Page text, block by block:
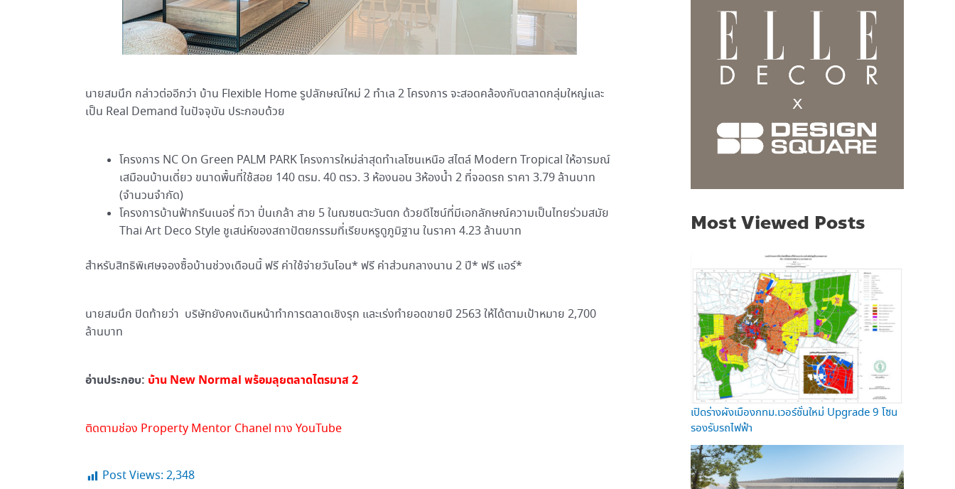
นายสมนึก กล่าวต่ออีกว่า บ้าน Flexible Home รูปลักษณ์ใหม่ 2 ทำเล 2 โครงการ จะสอดคล้องกับตลาดกลุ่มใหญ่และ
เป็น Real Demand ในปัจจุบัน ประกอบด้วย
โครงการ NC On Green PALM PARK โครงการใหม่ล่าสุดทำเลโซนเหนือ สไตล์ Modern Tropical ให้อารมณ์
เสมือนบ้านเดี่ยว ขนาดพื้นที่ใช้สอย 140 ตรม. 40 ตรว. 3 ห้องนอน 3ห้องน้ำ 2 ที่จอดรถ ราคา 3.79 ล้านบาท
(จำนวนจำกัด)
โครงการบ้านฟ้ากรีนเนอรี่ ทิวา ปิ่นเกล้า สาย 5 ในฌซนตะวันตก ด้วยดีไซน์ที่มีเอกลักษณ์ความเป็นไทยร่วมสมัย
Thai Art Deco Style ชูเสน่ห์ของสถาปัตยกรรมที่เรียบหรูดูภูมิฐาน ในราคา 4.23 ล้านบาท
สำหรับสิทธิพิเศษจองซื้อบ้านช่วงเดือนนี้ ฟรี ค่าใช้จ่ายวันโอน* ฟรี ค่าส่วนกลางนาน 2 ปี* ฟรี แอร์*
นายสมนึก ปิดท้ายว่า บริษัทยังคงเดินหน้าทำการตลาดเชิงรุก และเร่งทำยอดขายปี 2563 ให้ได้ตามเป้าหมาย 2,700
ล้านบาท
อ่านประกอบ: บ้าน New Normal พร้อมลุยตลาดไตรมาส 2
ติดตามช่อง Property Mentor Chanel ทาง YouTube
Post Views: 2,348
Most Viewed Posts
เปิดร่างผังเมืองกทม.เวอร์ชั่นใหม่ Upgrade 9 โซน
รองรับรถไฟฟ้า